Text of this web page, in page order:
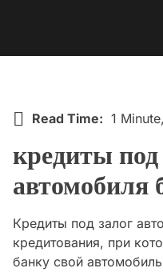
Read Time: 1
кредиты под
автомобиля
Кредиты под залог
кредитования, при
банку свой